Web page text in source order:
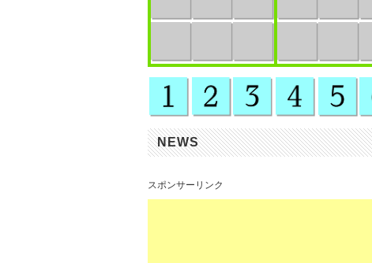
NEWS
スポンサーリンク